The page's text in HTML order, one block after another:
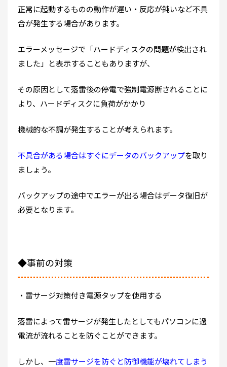
正常に起動するものの動作が遅い・反応が鈍いなど不具
合が発生する場合があります。
エラーメッセージで「ハードディスクの問題が検出され
ました」と表示することもありますが、
その原因として落雷後の停電で強制電源断されることに
より、ハードディスクに負荷がかかり
機械的な不調が発生することが考えられます。
不具合がある場合はすぐにデータのバックアップを取り
ましょう。
バックアップの途中でエラーが出る場合はデータ復旧が
必要となります。
◆事前の対策
・雷サージ対策付き電源タップを使用する
落雷によって雷サージが発生したとしてもパソコンに過
電流が流れることを防ぐことができます。
しかし、一度雷サージを防ぐと防御機能が壊れてしまう